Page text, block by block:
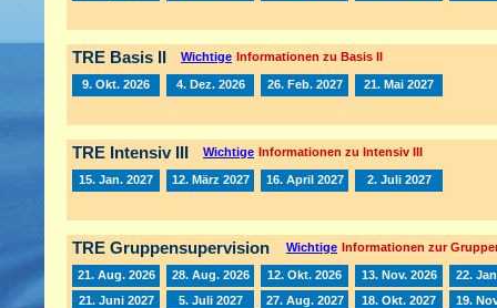
TRE Basis II Wichtige Informationen zu Basis II
9. Okt. 2026 4. Dez. 2026 26. Feb. 2027 21. Mai 2027
TRE Intensiv III Wichtige Informationen zu Intensiv III
15. Jan. 2027 12. März 2027 16. April 2027 2. Juli 2027
TRE Gruppensupervision Wichtige Informationen zur
21. Aug. 2026 28. Aug. 2026 12. Okt. 2026 13. Nov. 2026
22.
21. Juni 2027
5. Juli 2027 27. Aug. 2027 18. Okt. 2027 19.